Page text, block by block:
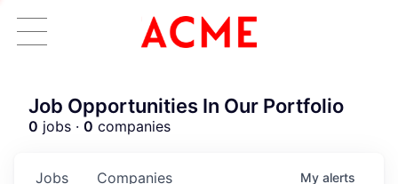
Job Opportunities In Our Portfolio
0 jobs · 0 companies
Jobs Companies My alerts